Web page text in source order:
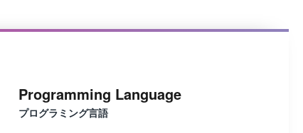
Programming Language
プログラミング言語